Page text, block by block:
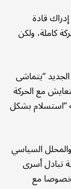
قادة
كاملة، ولكن
“يتماشى
مع الحركة
“استسلام بشكل
السياسي
تبادل أسرى
خصوصا مع